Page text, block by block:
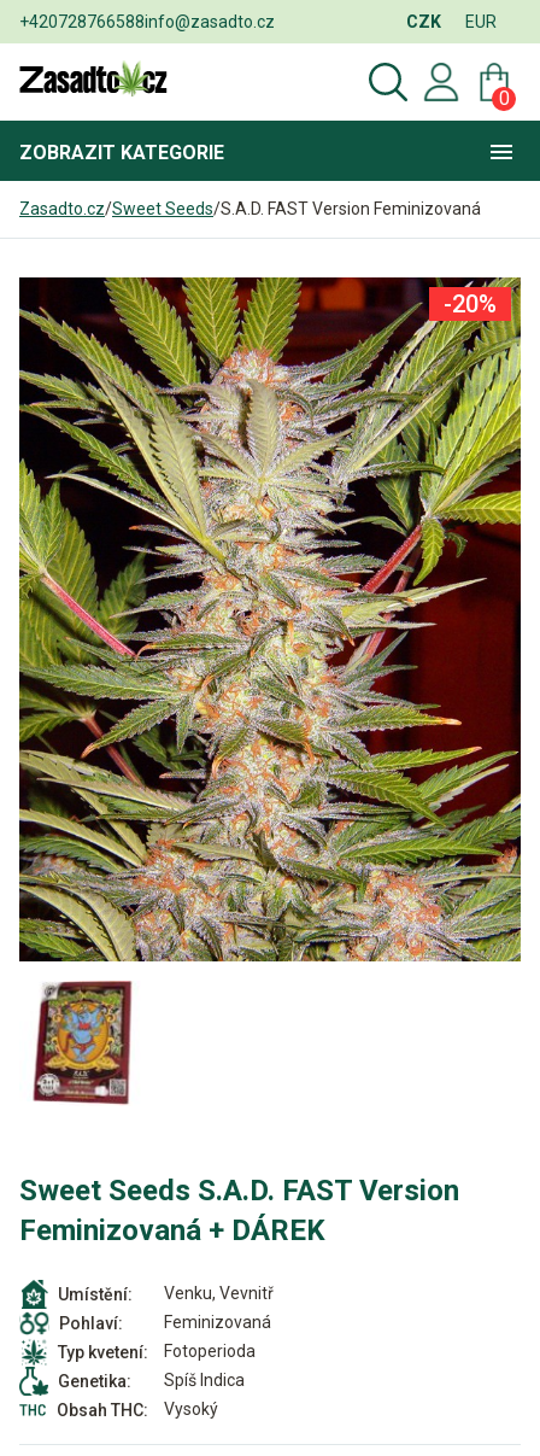
+420728766588info@zasadto.cz CZK EUR
0
ZOBRAZIT KATEGORIE
Zasadto.cz/Sweet Seeds/S.A.D. FAST Version Feminizovaná
Sweet Seeds S.A.D. FAST Version
Feminizovaná + DÁREK
Umístění:
Venku, Vevnitř
Pohlaví:
Feminizovaná
Typ kvetení:
Fotoperioda
Genetika:
Spíš Indica
Obsah THC:
Vysoký
-20%